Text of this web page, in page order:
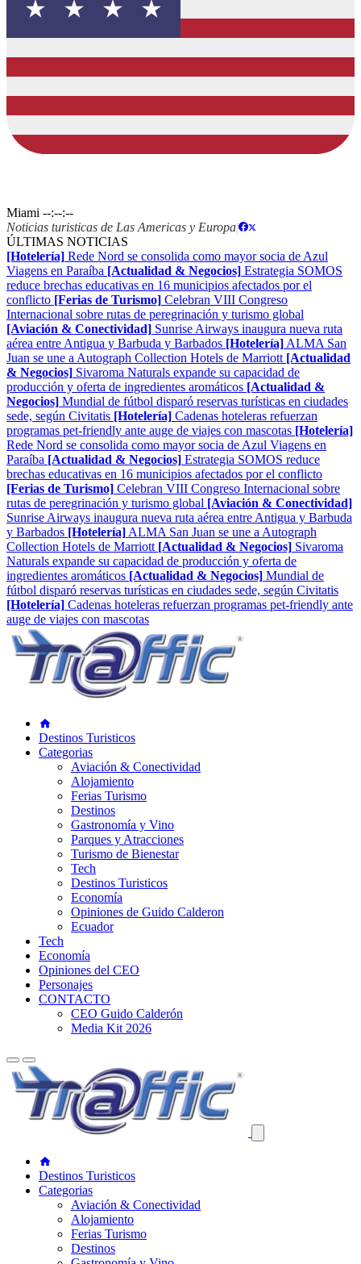
Miami --:--:--
Noticias turisticas de Las Americas y Europa|
ÚLTIMAS NOTICIAS
[Hotelería] Rede Nord se consolida como mayor socia de Azul
Viagens en Paraíba [Actualidad & Negocios] Estrategia SOMOS
reduce brechas educativas en 16 municipios afectados por el
conflicto [Ferias de Turismo] Celebran VIII Congreso
Internacional sobre rutas de peregrinación y turismo global
[Aviación & Conectividad] Sunrise Airways inaugura nueva ruta
aérea entre Antigua y Barbuda y Barbados [Hotelería] ALMA San
Juan se une a Autograph Collection Hotels de Marriott [Actualidad
& Negocios] Sivaroma Naturals expande su capacidad de
producción y oferta de ingredientes aromáticos [Actualidad &
Negocios] Mundial de fútbol disparó reservas turísticas en ciudades
sede, según Civitatis [Hotelería] Cadenas hoteleras refuerzan
programas pet-friendly ante auge de viajes con mascotas [Hotelería]
Rede Nord se consolida como mayor socia de Azul Viagens en
Paraíba [Actualidad & Negocios] Estrategia SOMOS reduce
brechas educativas en 16 municipios afectados por el conflicto
[Ferias de Turismo] Celebran VIII Congreso Internacional sobre
rutas de peregrinación y turismo global [Aviación & Conectividad]
Sunrise Airways inaugura nueva ruta aérea entre Antigua y Barbuda
y Barbados [Hotelería] ALMA San Juan se une a Autograph
Collection Hotels de Marriott [Actualidad & Negocios] Sivaroma
Naturals expande su capacidad de producción y oferta de
ingredientes aromáticos [Actualidad & Negocios] Mundial de
fútbol disparó reservas turísticas en ciudades sede, según Civitatis
[Hotelería] Cadenas hoteleras refuerzan programas pet-friendly ante
auge de viajes con mascotas
Destinos Turisticos
Categorias
Aviación & Conectividad
Alojamiento
Ferias Turismo
Destinos
Gastronomía y Vino
Parques y Atracciones
Turismo de Bienestar
Tech
Destinos Turisticos
Economía
Opiniones de Guido Calderon
Ecuador
Tech
Economía
Opiniones del CEO
Personajes
CONTACTO
CEO Guido Calderón
Media Kit 2026
Destinos Turisticos
Categorias
Aviación & Conectividad
Alojamiento
Ferias Turismo
Destinos